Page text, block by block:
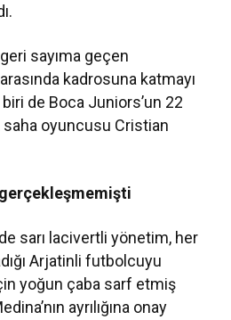
sayıma geçen
kadrosuna katmayı
de Boca Juniors’un 22
oyuncusu Cristian
sarı lacivertli yönetim, her
Arjatinli futbolcuyu
yoğun çaba sarf etmiş
ayrılığına onay